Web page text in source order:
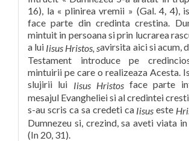
16), la « plinirea vremii » (Gal. 4, 4),
face parte din credinta crestina.
mintuit in persoana si prin lucrarea
a lui Iisus Hristos, savirsita aici si acum,
Testament introduce pe
mintuirii pe care o realizeaza Acesta.
slujirii lui Iisus Hristosface parte
mesajul Evangheliei si al credintei
s-au scris ca sa credeti ca Iisuseste
Dumnezeu si, crezind, sa aveti viata in
(In 20, 31).